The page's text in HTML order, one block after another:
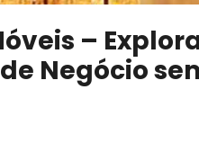
–
Negócio